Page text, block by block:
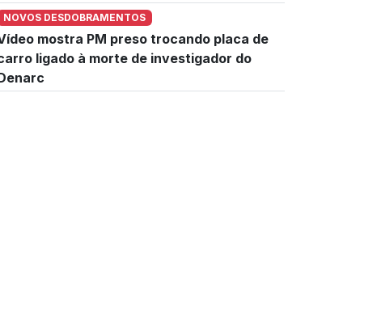
NOVOS DESDOBRAMENTOS
mostra PM preso trocando placa de
ligado à morte de investigador do